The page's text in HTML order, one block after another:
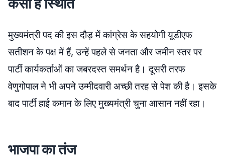
कैसी है स्थिति
मुख्यमंत्री पद की इस दौड़ में कांग्रेस के सहयोगी यूडीएफ
सतीशन के पक्ष में हैं, उन्हें पहले से जनता और जमीन स्तर पर
पार्टी कार्यकर्ताओं का जबरदस्त समर्थन है। दूसरी तरफ
वेणुगोपाल ने भी अपने उम्मीदवारी अच्छी तरह से पेश की है। इसके
बाद पार्टी हाई कमान के लिए मुख्यमंत्री चुना आसान नहीं रहा।
भाजपा का तंज